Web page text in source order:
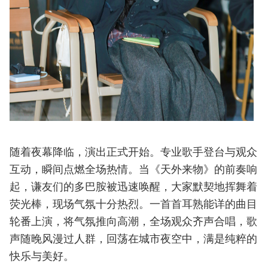
随着夜幕降临，演出正式开始。专业歌手登台与观众
互动，瞬间点燃全场热情。当《天外来物》的前奏响
起，谦友们的多巴胺被迅速唤醒，大家默契地挥舞着
荧光棒，现场气氛十分热烈。一首首耳熟能详的曲目
轮番上演，将气氛推向高潮，全场观众齐声合唱，歌
声随晚风漫过人群，回荡在城市夜空中，满是纯粹的
快乐与美好。